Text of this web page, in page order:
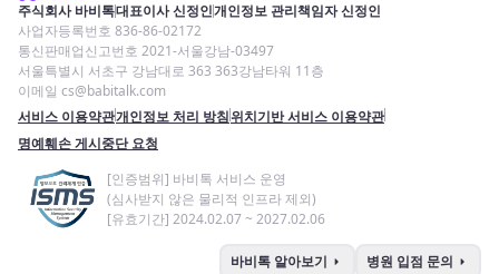
주식회사 바비톡대표이사 신정인개인정보 관리책임자 신정인
사업자등록번호 836-86-02172
통신판매업신고번호 2021-서울강남-03497
서울특별시 서초구 강남대로 363 363강남타워 11층
이메일 cs@babitalk.com
서비스 이용약관개인정보 처리 방침위치기반 서비스 이용약관
명예훼손 게시중단 요청
[인증범위] 바비톡 서비스 운영
(심사받지 않은 물리적 인프라 제외)
[유효기간] 2024.02.07 ~ 2027.02.06
바비톡 알아보기 arrow_right 병원 입점 문의 arrow_right